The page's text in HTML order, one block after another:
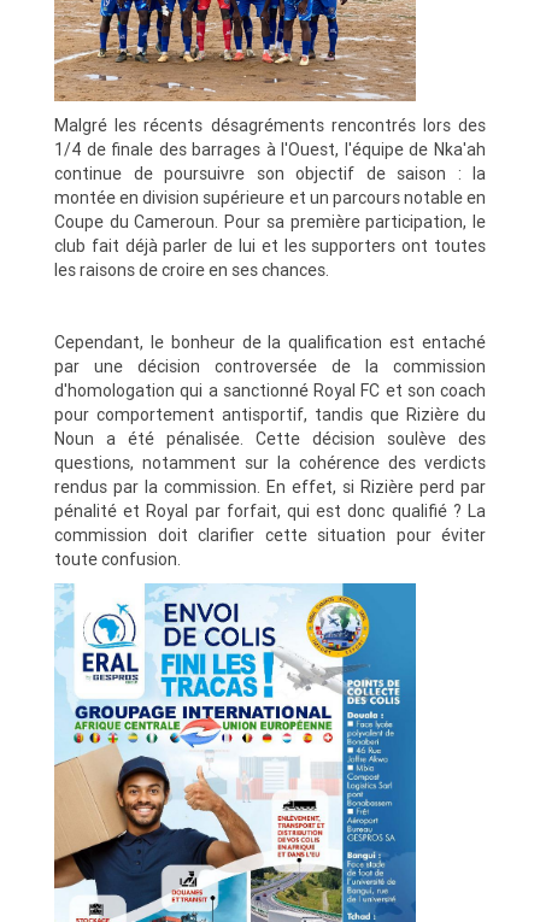
Malgré les récents désagréments rencontrés lors des
1/4 de finale des barrages à l'Ouest, l'équipe de Nka'ah
continue de poursuivre son objectif de saison : la
montée en division supérieure et un parcours notable en
Coupe du Cameroun. Pour sa première participation, le
club fait déjà parler de lui et les supporters ont toutes
les raisons de croire en ses chances.
Cependant, le bonheur de la qualification est entaché
par une décision controversée de la commission
d'homologation qui a sanctionné Royal FC et son coach
pour comportement antisportif, tandis que Rizière du
Noun a été pénalisée. Cette décision soulève des
questions, notamment sur la cohérence des verdicts
rendus par la commission. En effet, si Rizière perd par
pénalité et Royal par forfait, qui est donc qualifié ? La
commission doit clarifier cette situation pour éviter
toute confusion.